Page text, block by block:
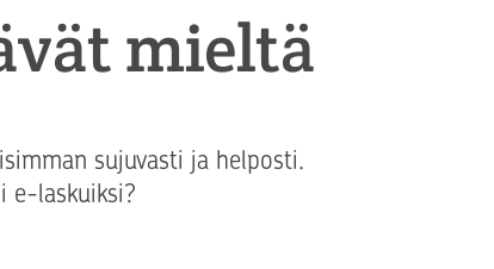
mieltä
sujuvasti ja helposti.
e-laskuiksi?